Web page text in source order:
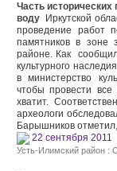
Часть
воду Иркутской
проведение работ
памятников в зоне
районе. Как
культурного
в министерство
чтобы провести
хватит.
археологи
Барышников
22 сентября 2011
Усть-Илимский район :